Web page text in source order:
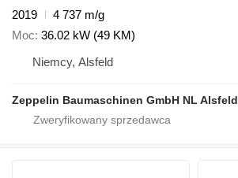
2019
4 737 m/g
Moc 36.02 kW (49 KM)
Niemcy, Alsfeld
Zeppelin Baumaschinen GmbH NL Alsfeld